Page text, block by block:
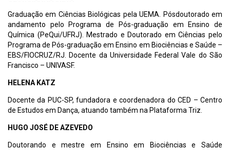
Graduação em Ciências Biológicas pela UEMA. Pósdoutorado em
andamento pelo Programa de Pós-graduação em Ensino de
Química (PeQui/UFRJ). Mestrado e Doutorado em Ciências pelo
Programa de Pós-graduação em Ensino em Biociências e Saúde –
EBS/FIOCRUZ/RJ. Docente da Universidade Federal Vale do São
Francisco – UNIVASF.
HELENA KATZ
Docente da PUC-SP, fundadora e coordenadora do CED – Centro
de Estudos em Dança, atuando também na Plataforma Triz.
HUGO JOSÉ DE AZEVEDO
Doutorando e mestre em Ensino em Biociências e Saúde